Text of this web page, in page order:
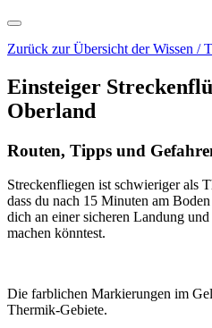
Zurück zur Übersicht der Wissen /
Einsteiger
Oberland
Routen, Tipps und
Streckenfliegen ist schwieriger als
dass du nach 15 Minuten am
dich an einer sicheren Landung
machen könntest.
Die farblichen Markierungen im
Thermik-Gebiete.